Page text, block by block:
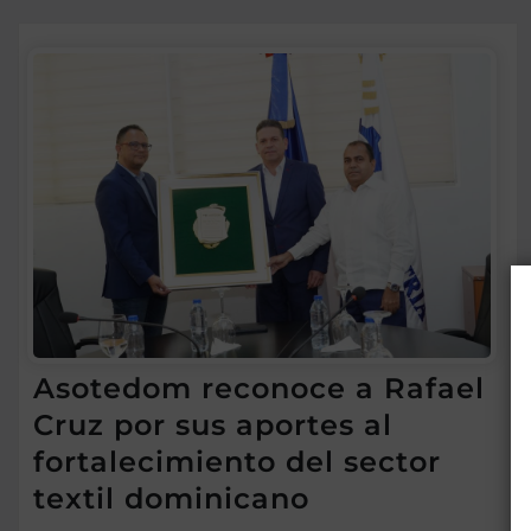
Asotedom reconoce a Rafael
Cruz por sus aportes al
fortalecimiento del sector
textil dominicano